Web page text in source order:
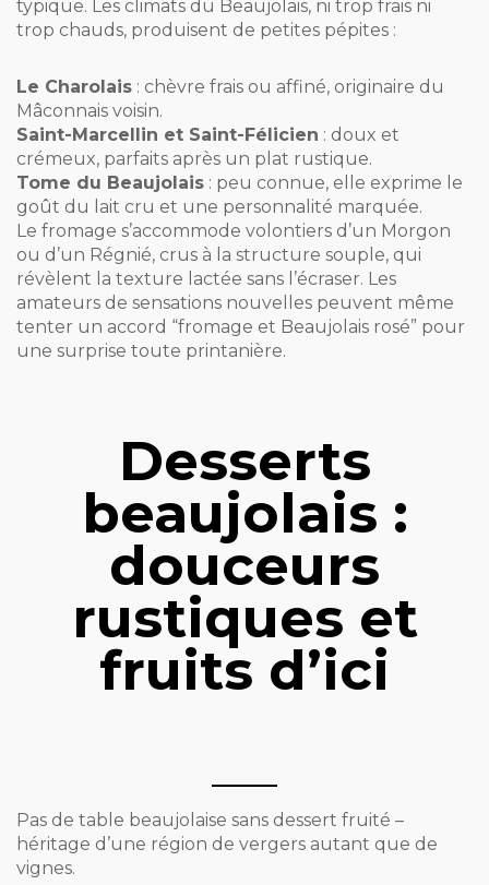
typique. Les climats du Beaujolais, ni trop frais ni
trop chauds, produisent de petites pépites :
Le Charolais : chèvre frais ou affiné, originaire du
Mâconnais voisin.
Saint-Marcellin et Saint-Félicien : doux et
crémeux, parfaits après un plat rustique.
Tome du Beaujolais : peu connue, elle exprime le
goût du lait cru et une personnalité marquée.
Le fromage s’accommode volontiers d’un Morgon
ou d’un Régnié, crus à la structure souple, qui
révèlent la texture lactée sans l’écraser. Les
amateurs de sensations nouvelles peuvent même
tenter un accord “fromage et Beaujolais rosé” pour
une surprise toute printanière.
Desserts
beaujolais :
douceurs
rustiques et
fruits d’ici
Pas de table beaujolaise sans dessert fruité –
héritage d’une région de vergers autant que de
vignes.